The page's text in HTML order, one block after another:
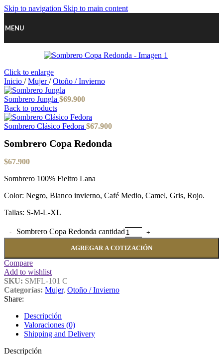
Skip to navigation Skip to main content
MENU
Click to enlarge
Inicio / Mujer/ Otoño / Invierno
Sombrero Jungla $69.900
Back to products
Sombrero Clásico Fedora $67.900
Sombrero Copa Redonda
$67.900
Sombrero 100% Fieltro Lana
Color: Negro, Blanco invierno, Café Medio, Camel, Gris, Rojo.
Tallas: S-M-L-XL
Sombrero Copa Redonda cantidad
AGREGAR A COTIZACIÓN
Compare
Add to wishlist
SKU: SMFL-101 C
Categorías: Mujer, Otoño / Invierno
Share:
Descripción
Valoraciones (0)
Shipping and Delivery
Descripción